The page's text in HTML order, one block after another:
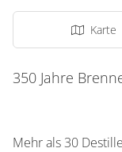
Karte
350 Jahre
Mehr als 30